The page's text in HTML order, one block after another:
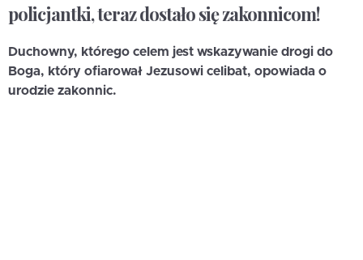
policjantki, teraz dostało się zakonnicom!
Duchowny, którego celem jest wskazywanie drogi do
Boga, który ofiarował Jezusowi celibat, opowiada o
urodzie zakonnic.